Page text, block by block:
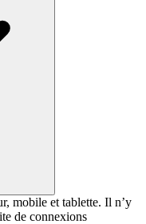
mobile et tablette. Il n’y
de connexions